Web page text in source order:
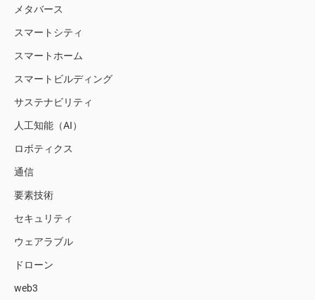
メタバース
スマートシティ
スマートホーム
スマートビルディング
サステナビリティ
人工知能（AI）
ロボティクス
通信
要素技術
セキュリティ
ウェアラブル
ドローン
web3